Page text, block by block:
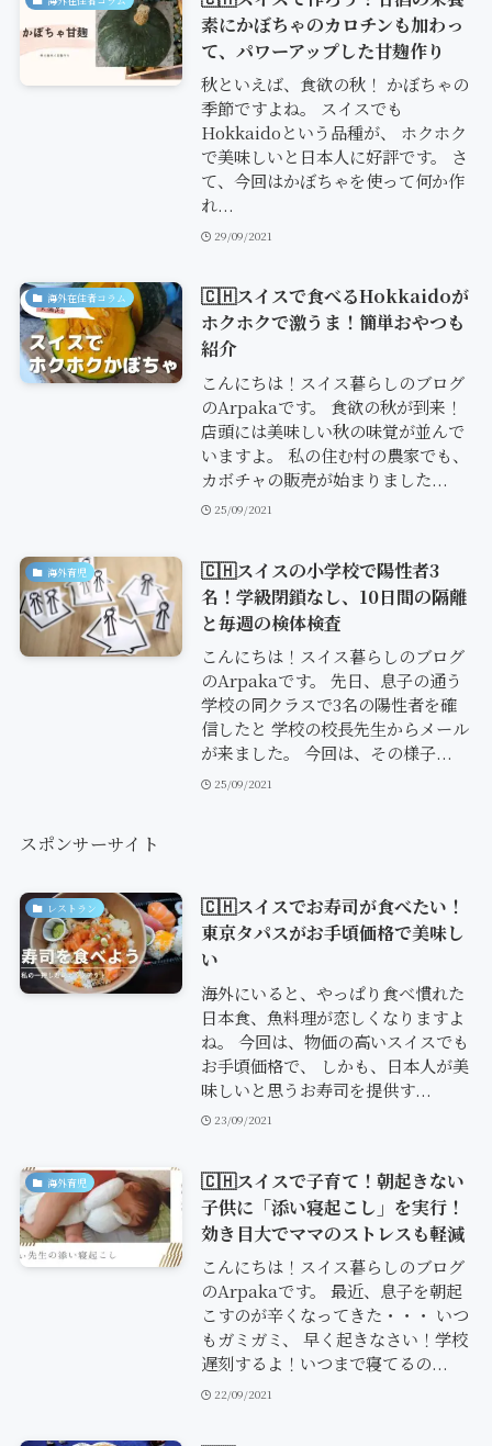
素にかぼちゃのカロチンも加わっ
て、パワーアップした甘麹作り
秋といえば、食欲の秋！ かぼちゃの
季節ですよね。 スイスでも
Hokkaidoという品種が、 ホクホク
で美味しいと日本人に好評です。 さ
て、今回はかぼちゃを使って何か作
れ...
29/09/2021
海外在住者コラム
🇨🇭スイスで食べるHokkaidoが
ホクホクで激うま！簡単おやつも
紹介
こんにちは！スイス暮らしのブログ
のArpakaです。 食欲の秋が到来！
店頭には美味しい秋の味覚が並んで
いますよ。 私の住む村の農家でも、
カボチャの販売が始まりました...
25/09/2021
海外育児
🇨🇭スイスの小学校で陽性者3
名！学級閉鎖なし、10日間の隔離
と毎週の検体検査
こんにちは！スイス暮らしのブログ
のArpakaです。 先日、息子の通う
学校の同クラスで3名の陽性者を確
信したと 学校の校長先生からメール
が来ました。 今回は、その様子...
25/09/2021
スポンサーサイト
レストラン
🇨🇭スイスでお寿司が食べたい！
東京タパスがお手頃価格で美味し
い
海外にいると、やっぱり食べ慣れた
日本食、魚料理が恋しくなりますよ
ね。 今回は、物価の高いスイスでも
お手頃価格で、 しかも、日本人が美
味しいと思うお寿司を提供す...
23/09/2021
海外育児
🇨🇭スイスで子育て！朝起きない
子供に「添い寝起こし」を実行！
効き目大でママのストレスも軽減
こんにちは！スイス暮らしのブログ
のArpakaです。 最近、息子を朝起
こすのが辛くなってきた・・・ いつ
もガミガミ、 早く起きなさい！学校
遅刻するよ！いつまで寝てるの...
22/09/2021